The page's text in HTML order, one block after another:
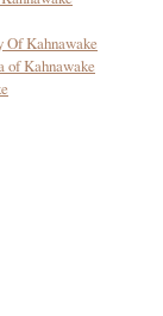
Kahnawake
of Kahnawake